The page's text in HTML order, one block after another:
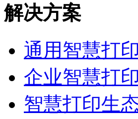
解决方案
通用智慧打
企业智慧打
智慧打印生